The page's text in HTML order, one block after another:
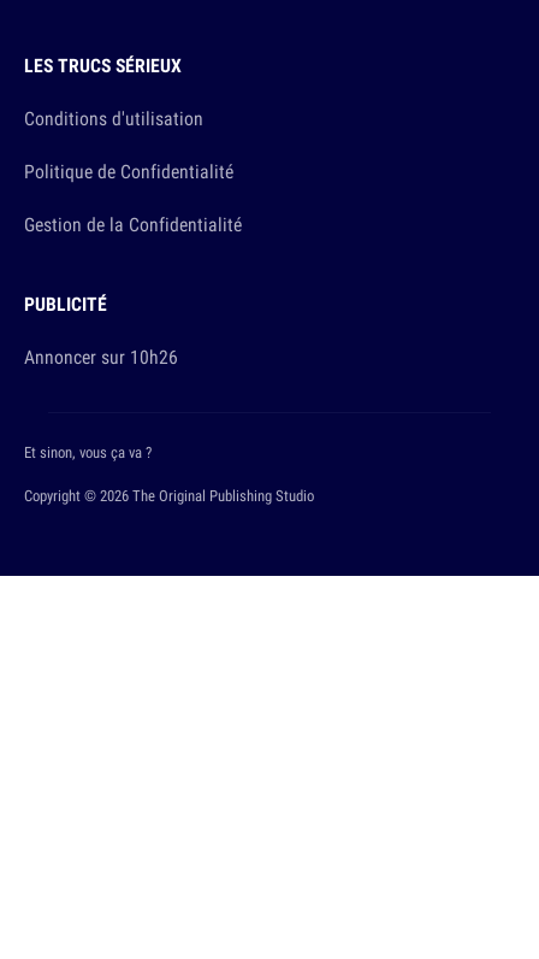
LES TRUCS SÉRIEUX
Conditions d'utilisation
Politique de Confidentialité
Gestion de la Confidentialité
PUBLICITÉ
Annoncer sur 10h26
Copyright © 2026 The Original Publishing Studio
Et sinon, vous ça va ?